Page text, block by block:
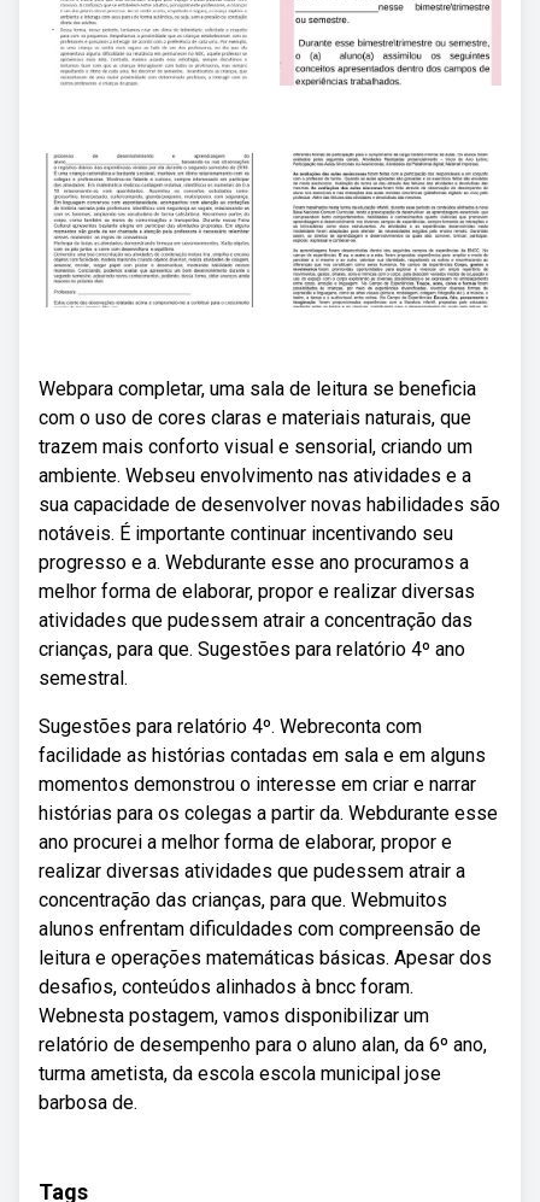
Webpara completar, uma sala de leitura se beneficia
com o uso de cores claras e materiais naturais, que
trazem mais conforto visual e sensorial, criando um
ambiente. Webseu envolvimento nas atividades e a
sua capacidade de desenvolver novas habilidades são
notáveis. É importante continuar incentivando seu
progresso e a. Webdurante esse ano procuramos a
melhor forma de elaborar, propor e realizar diversas
atividades que pudessem atrair a concentração das
crianças, para que. Sugestões para relatório 4º ano
semestral.
Sugestões para relatório 4º. Webreconta com
facilidade as histórias contadas em sala e em alguns
momentos demonstrou o interesse em criar e narrar
histórias para os colegas a partir da. Webdurante esse
ano procurei a melhor forma de elaborar, propor e
realizar diversas atividades que pudessem atrair a
concentração das crianças, para que. Webmuitos
alunos enfrentam dificuldades com compreensão de
leitura e operações matemáticas básicas. Apesar dos
desafios, conteúdos alinhados à bncc foram.
Webnesta postagem, vamos disponibilizar um
relatório de desempenho para o aluno alan, da 6º ano,
turma ametista, da escola escola municipal jose
barbosa de.
Tags